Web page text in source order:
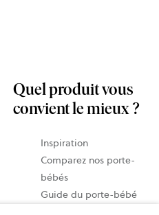
Quel produit vous
convient le mieux ?
Inspiration
Comparez nos porte-
bébés
Guide du porte-bébé